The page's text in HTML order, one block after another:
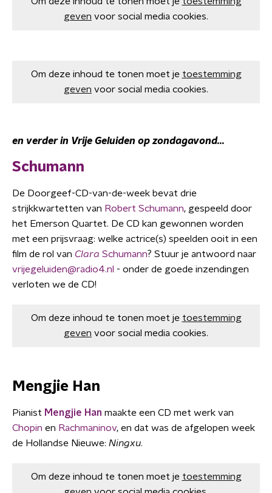
geven voor social media cookies.
Om deze inhoud te tonen moet je toestemming
geven voor social media cookies.
en verder in Vrije Geluiden op zondagavond...
Schumann
De Doorgeef-CD-van-de-week bevat drie
strijkkwartetten van Robert Schumann, gespeeld door
het Emerson Quartet. De CD kan gewonnen worden
met een prijsvraag: welke actrice(s) speelden ooit in een
film de rol van Clara Schumann? Stuur je antwoord naar
vrijegeluiden@radio4.nl - onder de goede inzendingen
verloten we de CD!
Om deze inhoud te tonen moet je toestemming
geven voor social media cookies.
Mengjie Han
Pianist Mengjie Han maakte een CD met werk van
Chopin en Rachmaninov, en dat was de afgelopen week
de Hollandse Nieuwe: Ningxu.
Om deze inhoud te tonen moet je toestemming